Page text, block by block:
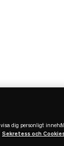
visa dig personligt
Sekretess och